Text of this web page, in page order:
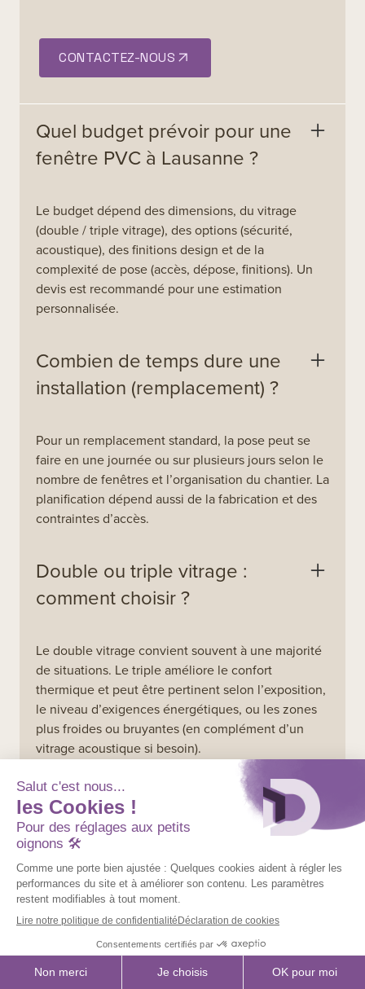
CONTACTEZ-NOUS
Quel budget prévoir pour une
fenêtre PVC à Lausanne ?
Le budget dépend des dimensions, du vitrage
(double / triple vitrage), des options (sécurité,
acoustique), des finitions design et de la
complexité de pose (accès, dépose, finitions). Un
devis est recommandé pour une estimation
personnalisée.
Combien de temps dure une
installation (remplacement) ?
Pour un remplacement standard, la pose peut se
faire en une journée ou sur plusieurs jours selon le
nombre de fenêtres et l’organisation du chantier. La
planification dépend aussi de la fabrication et des
contraintes d’accès.
Double ou triple vitrage :
comment choisir ?
Le double vitrage convient souvent à une majorité
de situations. Le triple améliore le confort
thermique et peut être pertinent selon l’exposition,
le niveau d’exigences énergétiques, ou les zones
plus froides ou bruyantes (en complément d’un
vitrage acoustique si besoin).
Le PVC est-il adapté à une
rénovation en appartement ?
Oui, mais il faut vérifier les contraintes : règlement
PPE, cohérence de façade, teintes, types
d’ouvertures, et parfois certaines normes ou
exigences de l’immeuble. Préparer ces éléments
accélère le projet.